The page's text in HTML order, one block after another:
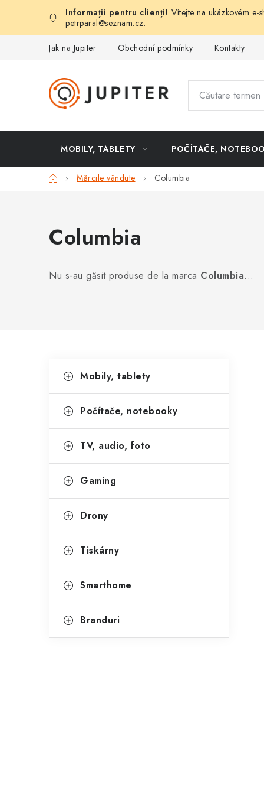
conținut
Vítejte na ukázkovém e-
petrparal@seznam.cz.
Jak na Jupiter Obchodní podmínky Kontakty
MOBILY, TABLETY POČÍTAČE,
AcasăMărcile vândute Columbia
Columbia
Nu s-au găsit produse de la marca Columbia...
a
ă
l
t
e
a
peste
categorii
a
e
o
i
Mobily, tablety
Počítače, notebooky
TV, audio, foto
Gaming
Drony
Tiskárny
Smarthome
Branduri